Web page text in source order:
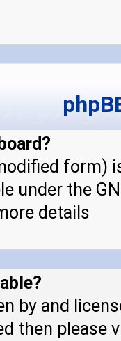
form)
under the
details
by and
then please